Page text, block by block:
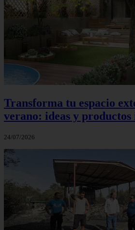
Transforma tu espacio
verano: ideas y
24/07/2026